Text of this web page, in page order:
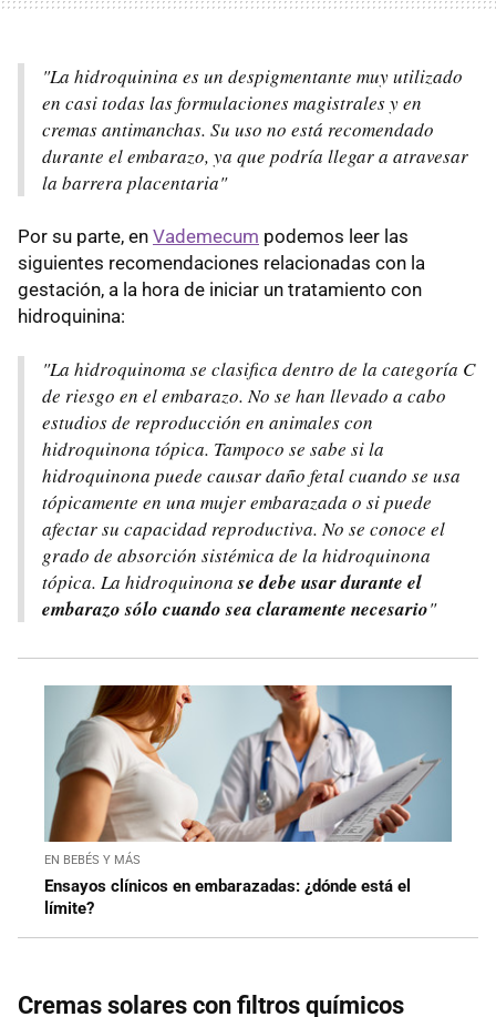
"La hidroquinina es un despigmentante muy utilizado
en casi todas las formulaciones magistrales y en
cremas antimanchas. Su uso no está recomendado
durante el embarazo, ya que podría llegar a atravesar
la barrera placentaria"
Por su parte, en Vademecum podemos leer las
siguientes recomendaciones relacionadas con la
gestación, a la hora de iniciar un tratamiento con
hidroquinina:
"La hidroquinoma se clasifica dentro de la categoría C
de riesgo en el embarazo. No se han llevado a cabo
estudios de reproducción en animales con
hidroquinona tópica. Tampoco se sabe si la
hidroquinona puede causar daño fetal cuando se usa
tópicamente en una mujer embarazada o si puede
afectar su capacidad reproductiva. No se conoce el
grado de absorción sistémica de la hidroquinona
tópica. La hidroquinonase debe usar durante el
embarazo sólo cuando sea claramente necesario"
EN BEBÉS Y MÁS
Ensayos clínicos en embarazadas: ¿dónde está el
límite?
Cremas solares con filtros químicos